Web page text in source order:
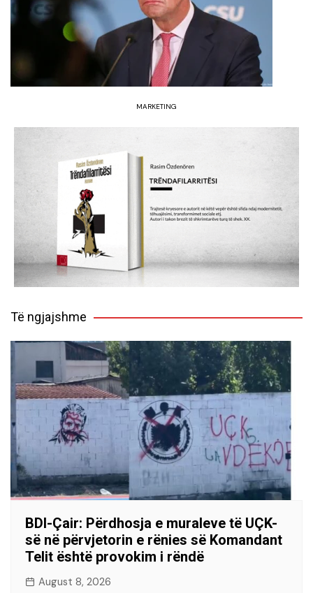
MARKETING
Të ngjajshme
BDI-Çair: Përdhosja e muraleve të UÇK-
së në përvjetorin e rënies së Komandant
Telit është provokim i rëndë
August 8, 2026